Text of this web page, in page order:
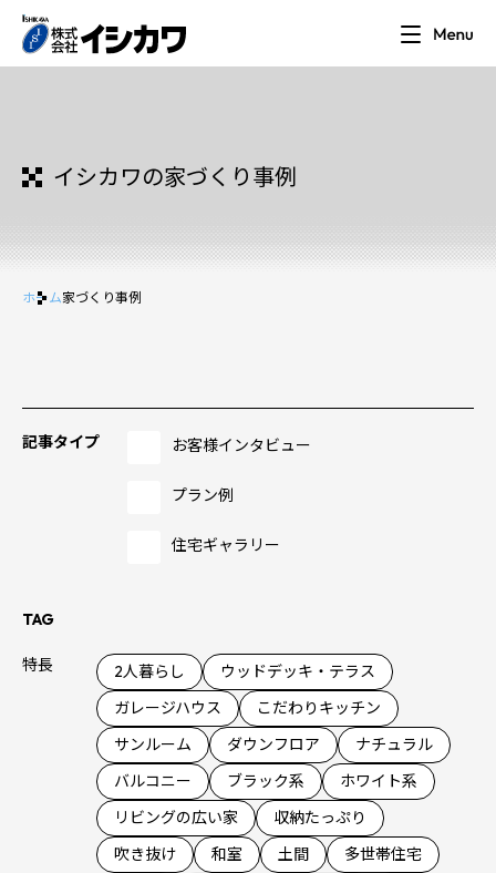
イシカワの家づくり事例
ホーム家づくり事例
記事タイプ お客様インタビュー
プラン例
住宅ギャラリー
TAG
特長 2人暮らし
ウッドデッキ・テラス
ガレージハウス
こだわりキッチン
サンルーム
ダウンフロア
ナチュラル
バルコニー
ブラック系
ホワイト系
リビングの広い家
収納たっぷり
吹き抜け
和室 土間
多世帯住宅